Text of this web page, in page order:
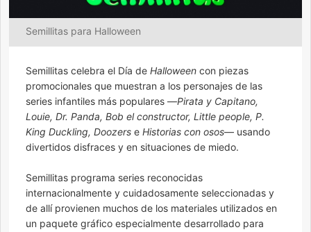
Semillitas para Halloween
Semillitas celebra el Día de Halloween con piezas
promocionales que muestran a los personajes de las
series infantiles más populares —Pirata y Capitano,
Louie, Dr. Panda, Bob el constructor, Little people, P.
King Duckling, Doozers e Historias con osos— usando
divertidos disfraces y en situaciones de miedo.
Semillitas programa series reconocidas
internacionalmente y cuidadosamente seleccionadas y
de allí provienen muchos de los materiales utilizados en
un paquete gráfico especialmente desarrollado para